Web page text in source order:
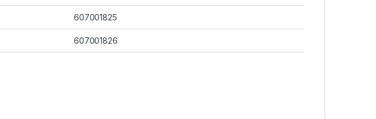
607001825
607001826